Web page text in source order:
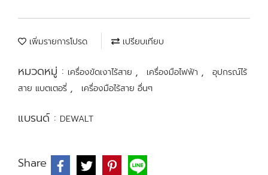
เพิ่มรายการโปรด เปรียบเทียบ
หมวดหมู่ : เครื่องขัดเงาไร้สาย , เครื่องมือไฟฟ้า ,
อุปกรณ์ไร้
สาย แบตเตอรี่ , เครื่องมือไร้สาย อื่นๆ
แบรนด์ : DEWALT
Share